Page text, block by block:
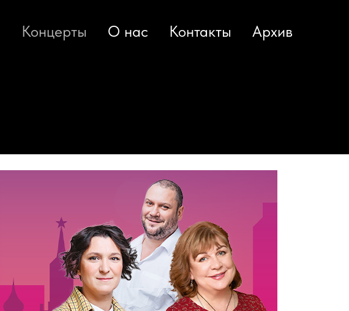
Концерты О нас Контакты Архив